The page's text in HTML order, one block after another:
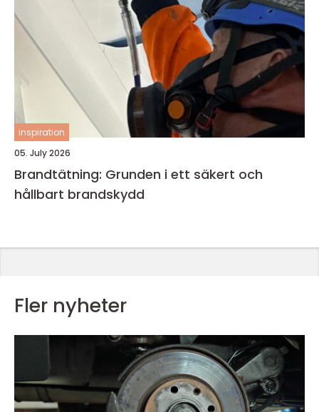
inspiration
05. July 2026
Brandtätning: Grunden i ett säkert och
hållbart brandskydd
Fler nyheter